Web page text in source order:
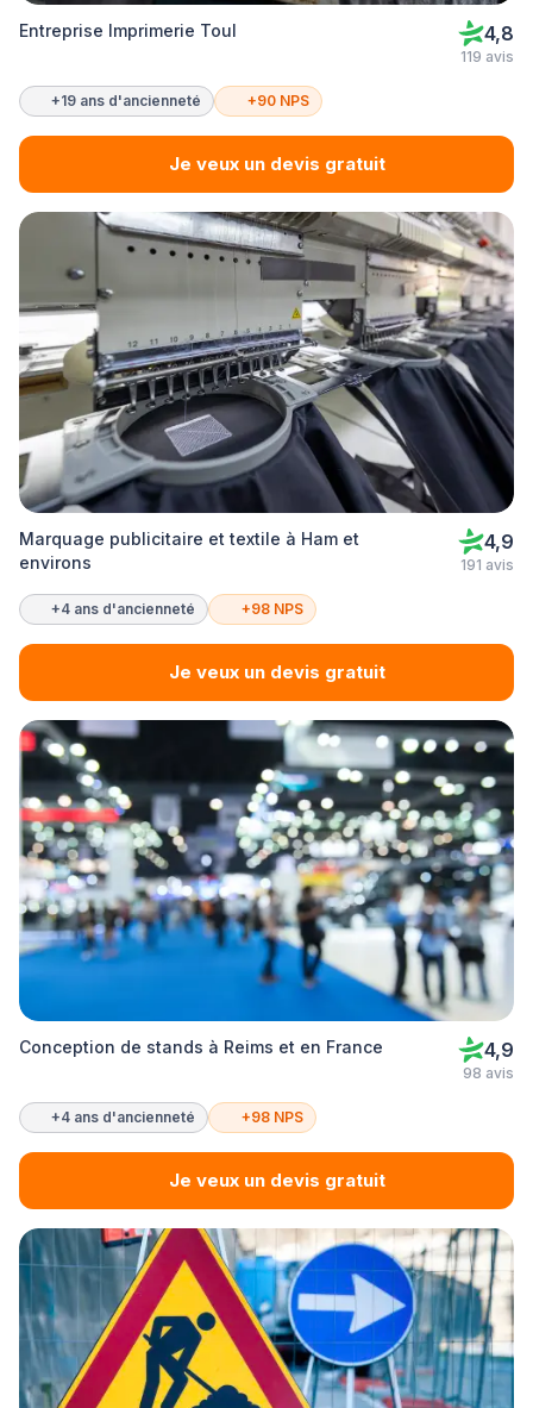
Entreprise Imprimerie Toul 4,8
119 avis
+19 ans d'ancienneté +90 NPS
Je veux un devis gratuit
Marquage publicitaire et textile à Ham et
environs
4,9
191 avis
+4 ans d'ancienneté +98 NPS
Je veux un devis gratuit
Conception de stands à Reims et en France 4,9
98 avis
+4 ans d'ancienneté +98 NPS
Je veux un devis gratuit